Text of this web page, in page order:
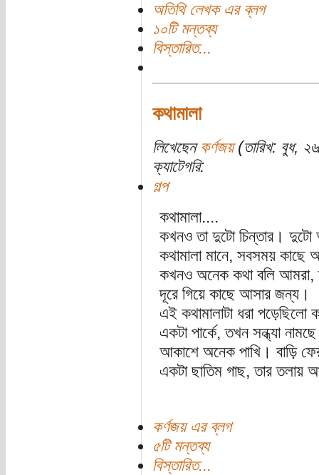
অতিথি লেখক এর ব্লগ
১০টি মন্তব্য
বিস্তারিত...
কথামালা
লিখেছেন কর্ণজয়(তারিখ: বুধ,
ক্যাটেগরি:
গল্প
কথামালা....
কখনও তা দুটো চিন্তার।
কথামালা মানে, সবসময়
কখনও অনেক কথা বলি আমরা,
দূরে গিয়ে কাছে আসার জন্য।
এই কথামালাটা ধরা পড়েছিলো
একটা পার্কে, তখন সন্ধ্যা
আকাশে অনেক পাখি। বাড়ি
একটা ছাতিম গাছ, তার তলায়
কর্ণজয় এর ব্লগ
৫টি মন্তব্য
বিস্তারিত...